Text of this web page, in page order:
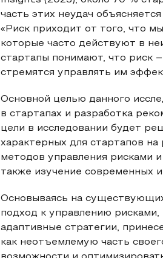
часть этих неудач
«Риск приходит от того, что
которые часто действуют в
стартапы понимают, что риск
стремятся управлять им
Основной целью данного
в стартапах и разработка
цели в исследовании будет
характерных для стартапов
методов управления рисками
также изучение современных
Основываясь на
подход к управлению
адаптивные стратегии,
как неотъемлемую часть